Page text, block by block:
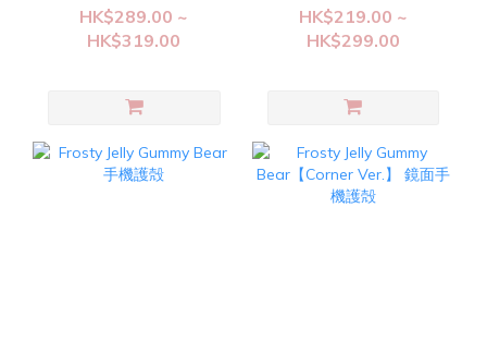
HK$289.00 ~
HK$319.00
HK$219.00 ~
HK$299.00